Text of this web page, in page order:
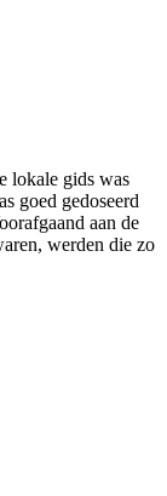
lokale gids was
goed gedoseerd
aan de
werden die zo